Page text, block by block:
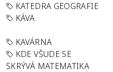
KATEDRA GEOGRAFIE
KÁVA
KAVÁRNA
KDE VŠUDE SE
SKRÝVÁ MATEMATIKA